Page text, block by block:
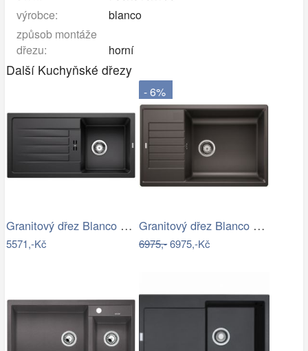
výrobce:
blanco
způsob montáže
dřezu:
horní
Další Kuchyňské dřezy
Granitový dřez Blanco FAVUM 45 S…
5571,-Kč
- 6%
Granitový dřez Blanco ZIA XL 6 S…
6975,-6975,-Kč